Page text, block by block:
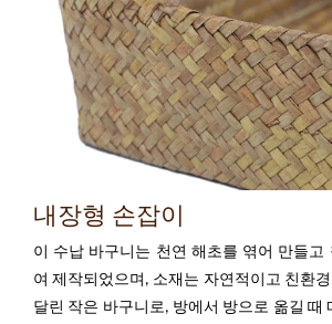
내장형 손잡이
이 수납 바구니는 천연 해초를 엮어 만들고
여 제작되었으며, 소재는 자연적이고 친환
달린 작은 바구니로, 방에서 방으로 옮길 때